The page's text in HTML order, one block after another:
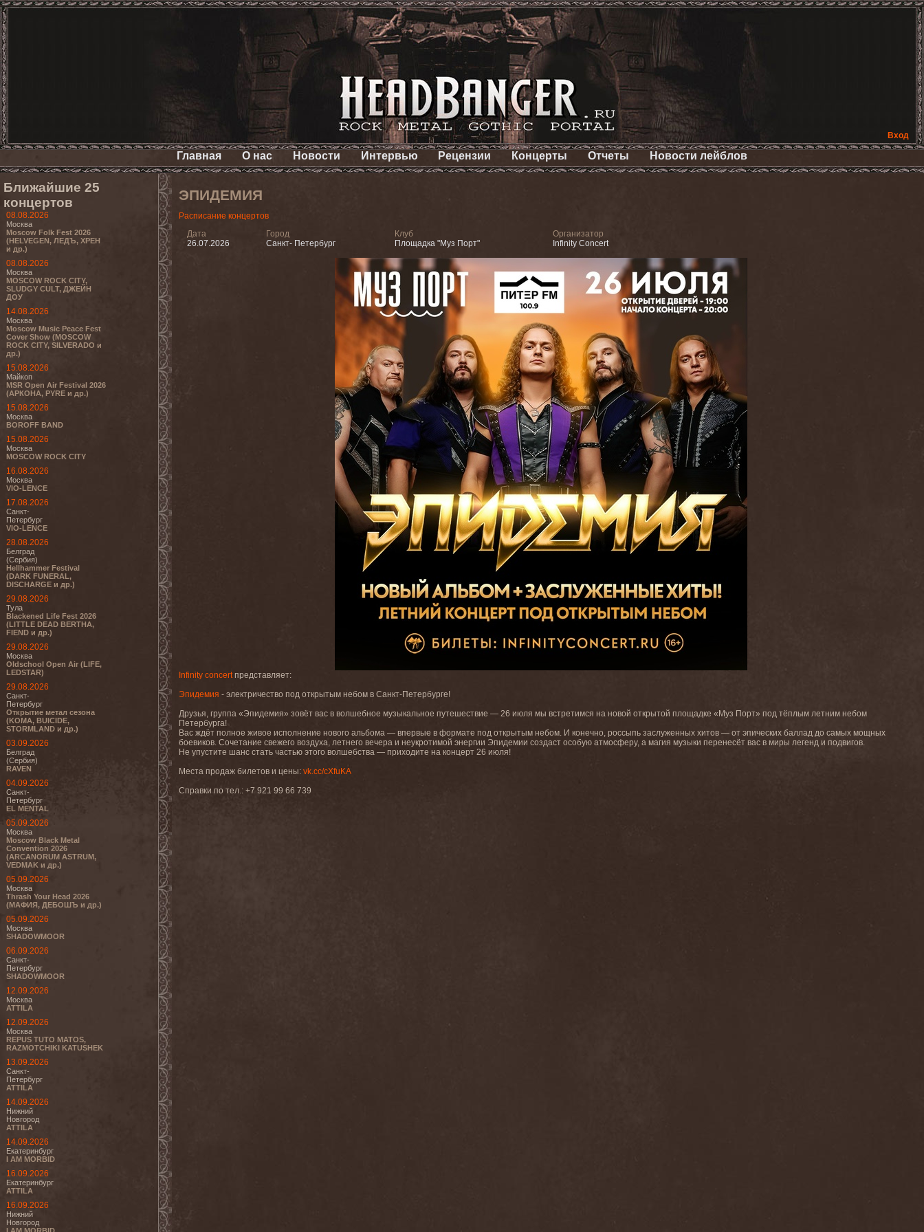
Вход
Главная О нас Новости Интервью Рецензии Концерты Отчеты Новости лейблов
Ближайшие 25
концертов
08.08.2026
Москва
Moscow Folk Fest 2026
(HELVEGEN, ЛЕДЪ, ХРЕН
и др.)
08.08.2026
Москва
MOSCOW ROCK CITY,
SLUDGY CULT, ДЖЕЙН
ДОУ
14.08.2026
Москва
Moscow Music Peace Fest
Cover Show (MOSCOW
ROCK CITY, SILVERADO и
др.)
15.08.2026
Майкоп
MSR Open Air Festival 2026
(АРКОНА, PYRE и др.)
15.08.2026
Москва
BOROFF BAND
15.08.2026
Москва
MOSCOW ROCK CITY
16.08.2026
Москва
VIO-LENCE
17.08.2026
Санкт-
Петербург
VIO-LENCE
28.08.2026
Белград
(Сербия)
Hellhammer Festival
(DARK FUNERAL,
DISCHARGE и др.)
29.08.2026
Тула
Blackened Life Fest 2026
(LITTLE DEAD BERTHA,
FIEND и др.)
29.08.2026
Москва
Oldschool Open Air (LIFE,
LEDSTAR)
29.08.2026
Санкт-
Петербург
Открытие метал сезона
(KOMA, BUICIDE,
STORMLAND и др.)
03.09.2026
Белград
(Сербия)
RAVEN
04.09.2026
Санкт-
Петербург
EL MENTAL
05.09.2026
Москва
Moscow Black Metal
Convention 2026
(ARCANORUM ASTRUM,
VEDMAK и др.)
05.09.2026
Москва
Thrash Your Head 2026
(МАФИЯ, ДЕБОШЪ и др.)
05.09.2026
Москва
SHADOWMOOR
06.09.2026
Санкт-
Петербург
SHADOWMOOR
12.09.2026
Москва
ATTILA
12.09.2026
Москва
REPUS TUTO MATOS,
RAZMOTCHIKI KATUSHEK
13.09.2026
Санкт-
Петербург
ATTILA
14.09.2026
Нижний
Новгород
ATTILA
14.09.2026
Екатеринбург
I AM MORBID
16.09.2026
Екатеринбург
ATTILA
16.09.2026
Нижний
Новгород
ЭПИДЕМИЯ
Расписание концертов
Дата
26.07.2026
Город
Санкт- Петербург
Клуб
Площадка "Муз Порт"
Организатор
Infinity Concert
Infinity concertпредставляет:
Эпидемия - электричество под открытым небом в Санкт-Петербурге!
Друзья, группа «Эпидемия» зовёт вас в волшебное музыкальное путешествие — 26 июля мы встретимся на новой открытой площадке «Муз Порт» под тёплым летним небом
Петербурга!
Вас ждёт полное живое исполнение нового альбома — впервые в формате под открытым небом. И конечно, россыпь заслуженных хитов — от эпических баллад до самых мощных
боевиков. Сочетание свежего воздуха, летнего вечера и неукротимой энергии Эпидемии создаст особую атмосферу, а магия музыки перенесёт вас в миры легенд и подвигов.
Не упустите шанс стать частью этого волшебства — приходите на концерт 26 июля!
Места продаж билетов и цены: vk.cc/cXfuKA
Справки по тел.: +7 921 99 66 739